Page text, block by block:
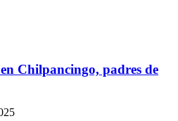
Chilpancingo, padres de